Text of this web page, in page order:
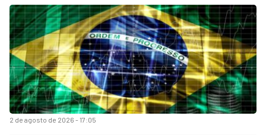
2 de agosto de 2026 - 17:05